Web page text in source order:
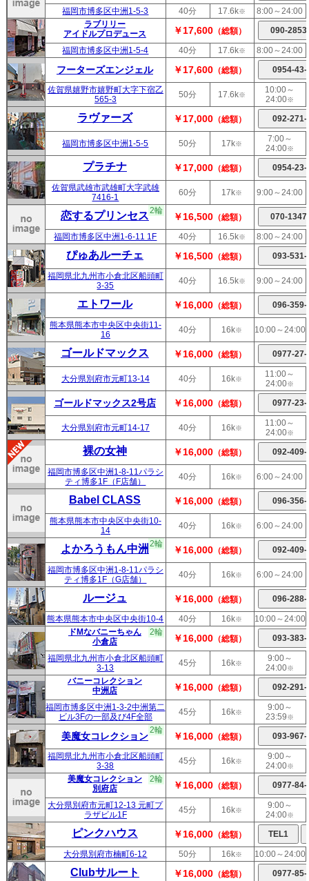
福岡市博多区中洲1-5-3
40分 17.6k※
8:00～24:00
ラブリリー
アイドルプロデュース
￥17,600 （総額）
福岡市博多区中洲1-5-4
40分 17.6k※ 8:00～24:00
フーターズエンジェル ￥17,600 （総額）
佐賀県嬉野市嬉野町大字下宿乙
565-3
50分 17.6k※
10:00～
24:00※
ラヴァーズ ￥17,000 （総額）
福岡市博多区中洲1-5-5 50分 17k※
7:00～
24:00※
プラチナ ￥17,000 （総額）
佐賀県武雄市武雄町大字武雄
7416-1
60分 17k※ 9:00～24:00
恋するプリンセス2輪
￥16,500 （総額）
福岡市博多区中洲1-6-11 1F
40分 16.5k※ 8:00～24:00
ぴゅあルーチェ ￥16,500 （総額）
福岡県北九州市小倉北区船頭町
3-35
40分 16.5k※ 9:00～24:00
エトワール ￥16,000 （総額）
熊本県熊本市中央区中央街11-
16
40分 16k※ 10:00～24:00
ゴールドマックス ￥16,000 （総額）
大分県別府市元町13-14 40分 16k※
11:00～
24:00※
ゴールドマックス2号店 ￥16,000 （総額）
大分県別府市元町14-17 40分 16k※
11:00～
24:00※
裸の女神 ￥16,000 （総額）
福岡市博多区中洲1-8-11パラシ
ティ博多1F（F店舗）
40分 16k※ 6:00～24:00
Babel CLASS ￥16,000 （総額）
熊本県熊本市中央区中央街10-
14
40分 16k※ 6:00～24:00
よかろうもん中洲 2輪
￥16,000 （総額）
福岡市博多区中洲1-8-11パラシ
ティ博多1F（G店舗）
40分 16k※ 6:00～24:00
ルージュ ￥16,000 （総額）
熊本県熊本市中央区中央街10-4
40分 16k※
10:00～24:00
ドMなバニーちゃん
小倉店
2輪
￥16,000 （総額）
福岡県北九州市小倉北区船頭町
3-13
45分 16k※
9:00～
24:00※
バニーコレクション
中洲店
￥16,000 （総額）
福岡市博多区中洲1-3-2中洲第二
ビル3Fの一部及び4F全部
45分 16k※
9:00～
23:59※
美魔女コレクション
2輪
￥16,000 （総額）
福岡県北九州市小倉北区船頭町
3-38
45分 16k※
9:00～
24:00※
美魔女コレクション
別府店
2輪
￥16,000 （総額）
大分県別府市元町12-13 元町プ
ラザビル1F
45分 16k※
9:00～
24:00※
ピンクハウス ￥16,000 （総額）
大分県別府市楠町6-12
50分 16k※ 10:00～24:00
Clubサルート ￥16,000 （総額）